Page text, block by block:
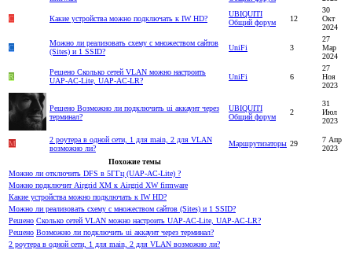
C Какие устройства можно подключать к IW HD?
UBIQUITI
Общий форум
12
30
Окт
2024
C
Можно ли реализовать схему с множеством сайтов
(Sites) и 1 SSID?
UniFi 3
27
Мар
2024
R
Решено Сколько сетей VLAN можно настроить
UAP-AC-Lite, UAP-AC-LR?
UniFi 6
27
Ноя
2023
Решено Возможно ли подключить ui аккаунт через
терминал?
UBIQUITI
Общий форум
2
31
Июл
2023
M
2 роутера в одной сети, 1 для main, 2 для VLAN
возможно ли?
Маршрутизаторы 29
7 Апр
2023
Похожие темы
Можно ли отключить DFS в 5ГГц (UAP-AC-Lite) ?
Можно подключит Airgrid XM к Airgrid ХW firmware
Какие устройства можно подключать к IW HD?
Можно ли реализовать схему с множеством сайтов (Sites) и 1 SSID?
Решено Сколько сетей VLAN можно настроить UAP-AC-Lite, UAP-AC-LR?
Решено Возможно ли подключить ui аккаунт через терминал?
2 роутера в одной сети, 1 для main, 2 для VLAN возможно ли?